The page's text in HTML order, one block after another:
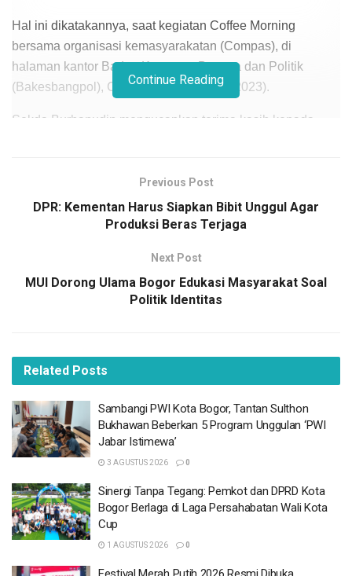
Hal ini dikatakannya, saat kegiatan Coffee Morning
bersama organisasi kemasyarakatan (Compas), di
halaman kantor Badan Kesatuan Bangsa dan Politik
(Bakesbangpol), Cibinong, Kamis (21/9/2023).
Sekda Burhanudin mengucapkan terima kasih kepada
membantu Pemkab Bogor mengawal program
pembangunan, salah satunya program meningkatkan
perekonomian masyarakat melalui UMKM yang berdaya.
“Berhasilnya pembangunan sebagai pengamalan
Pancasila tergantung daripada partisipasi seluruh
masyarakat serta pada sikap mental, tekad, semangat,
BACA JUGA
Sambangi PWI Kota Bogor, Tantan Sulthon
Bukhawan Beberkan 5 Program Unggulan ‘PWI
Jabar Istimewa’
3 AGUSTUS 2026
Sinergi Tanpa Tegang: Pemkot dan DPRD Kota
Bogor Berlaga di Laga Persahabatan Wali Kota
Cup
Continue Reading
Previous Post
DPR: Kementan Harus Siapkan Bibit Unggul Agar
Produksi Beras Terjaga
Next Post
MUI Dorong Ulama Bogor Edukasi Masyarakat Soal
Politik Identitas
Related Posts
Sambangi PWI Kota Bogor, Tantan Sulthon
Bukhawan Beberkan 5 Program Unggulan ‘PWI
Jabar Istimewa’
3 AGUSTUS 2026 0
Sinergi Tanpa Tegang: Pemkot dan DPRD Kota
Bogor Berlaga di Laga Persahabatan Wali Kota
Cup
1 AGUSTUS 2026 0